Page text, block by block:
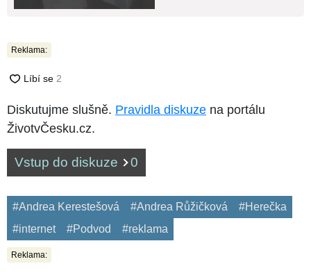
Reklama:
Diskutujme slušně. Pravidla diskuze na portálu
ŽivotvČesku.cz.
Vstup do diskuze 0
#Andrea Kerestešová #Andrea Růžičková
#Herečka
#internet
#Podvod #reklama
Reklama: